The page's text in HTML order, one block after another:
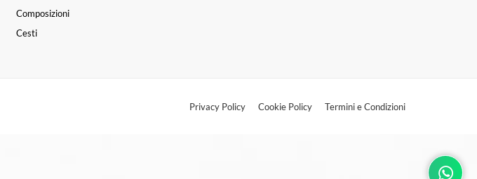
Composizioni
Cesti
Privacy Policy Cookie Policy Termini e Condizioni